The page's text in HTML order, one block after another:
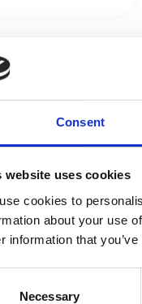
Consent
website uses cookies
cookies to
about your use
information that
Necessary